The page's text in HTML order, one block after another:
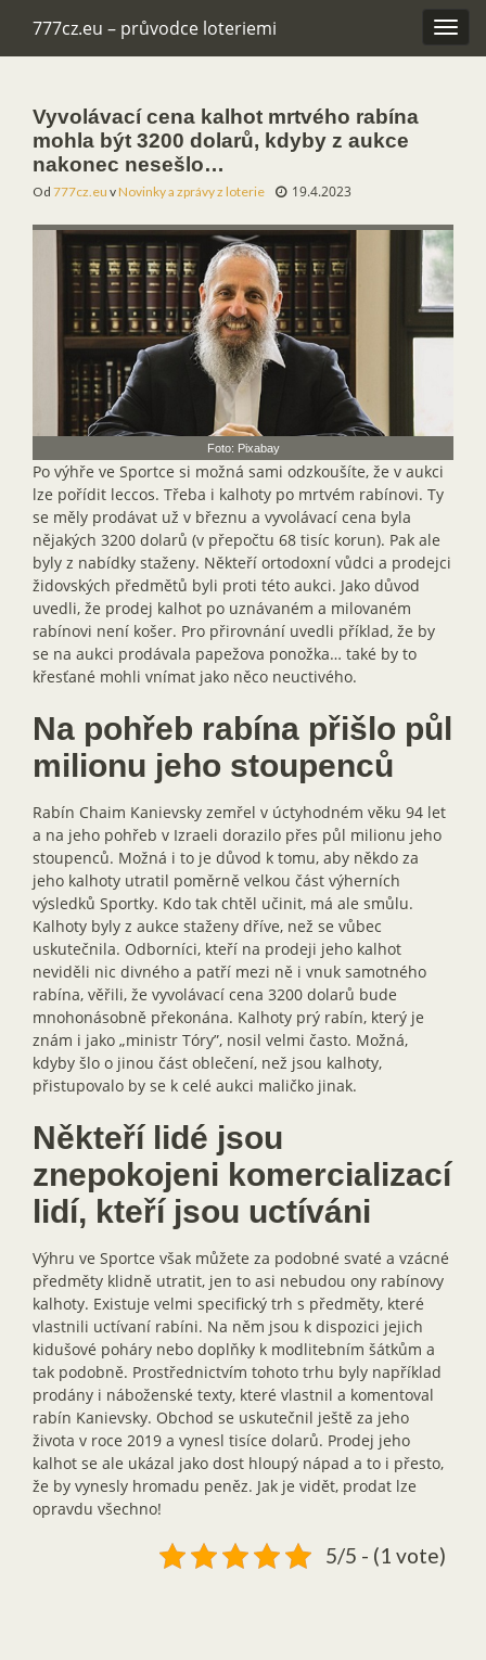
777cz.eu – průvodce loteriemi
Vyvolávací cena kalhot mrtvého rabína
mohla být 3200 dolarů, kdyby z aukce
nakonec nesešlo…
Od 777cz.eu vNovinky a zprávy z loterie 19.4.2023
Foto: Pixabay
Po výhře ve Sportce si možná sami odzkoušíte, že v aukci
lze pořídit leccos. Třeba i kalhoty po mrtvém rabínovi. Ty
se měly prodávat už v březnu a vyvolávací cena byla
nějakých 3200 dolarů (v přepočtu 68 tisíc korun). Pak ale
byly z nabídky staženy. Někteří ortodoxní vůdci a prodejci
židovských předmětů byli proti této aukci. Jako důvod
uvedli, že prodej kalhot po uznávaném a milovaném
rabínovi není košer. Pro přirovnání uvedli příklad, že by
se na aukci prodávala papežova ponožka… také by to
křesťané mohli vnímat jako něco neuctivého.
Na pohřeb rabína přišlo půl
milionu jeho stoupenců
Rabín Chaim Kanievsky zemřel v úctyhodném věku 94 let
a na jeho pohřeb v Izraeli dorazilo přes půl milionu jeho
stoupenců. Možná i to je důvod k tomu, aby někdo za
jeho kalhoty utratil poměrně velkou část výherních
výsledků Sportky. Kdo tak chtěl učinit, má ale smůlu.
Kalhoty byly z aukce staženy dříve, než se vůbec
uskutečnila. Odborníci, kteří na prodeji jeho kalhot
neviděli nic divného a patří mezi ně i vnuk samotného
rabína, věřili, že vyvolávací cena 3200 dolarů bude
mnohonásobně překonána. Kalhoty prý rabín, který je
znám i jako „ministr Tóry”, nosil velmi často. Možná,
kdyby šlo o jinou část oblečení, než jsou kalhoty,
přistupovalo by se k celé aukci maličko jinak.
Někteří lidé jsou
znepokojeni komercializací
lidí, kteří jsou uctíváni
Výhru ve Sportce však můžete za podobné svaté a vzácné
předměty klidně utratit, jen to asi nebudou ony rabínovy
kalhoty. Existuje velmi specifický trh s předměty, které
vlastnili uctívaní rabíni. Na něm jsou k dispozici jejich
kidušové poháry nebo doplňky k modlitebním šátkům a
tak podobně. Prostřednictvím tohoto trhu byly například
prodány i náboženské texty, které vlastnil a komentoval
rabín Kanievsky. Obchod se uskutečnil ještě za jeho
života v roce 2019 a vynesl tisíce dolarů. Prodej jeho
kalhot se ale ukázal jako dost hloupý nápad a to i přesto,
že by vynesly hromadu peněz. Jak je vidět, prodat lze
opravdu všechno!
5/5 - (1 vote)